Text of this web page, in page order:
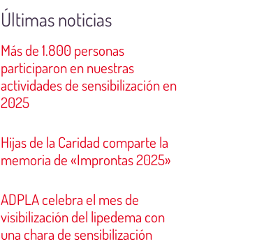
Últimas noticias
Más de 1.800 personas
participaron en nuestras
actividades de sensibilización en
2025
Hijas de la Caridad comparte la
memoria de «Improntas 2025»
ADPLA celebra el mes de
visibilización del lipedema con
una chara de sensibilización